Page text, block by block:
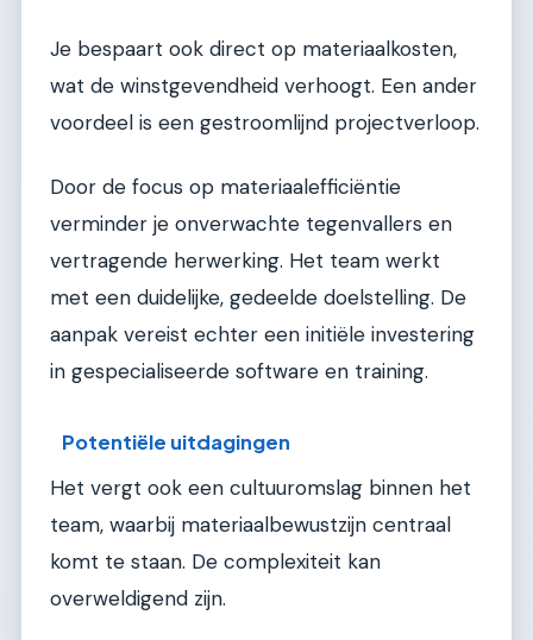
Je bespaart ook direct op materiaalkosten,
wat de winstgevendheid verhoogt. Een ander
voordeel is een gestroomlijnd projectverloop.
Door de focus op materiaalefficiëntie
verminder je onverwachte tegenvallers en
vertragende herwerking. Het team werkt
met een duidelijke, gedeelde doelstelling. De
aanpak vereist echter een initiële investering
in gespecialiseerde software en training.
Potentiële uitdagingen
Het vergt ook een cultuuromslag binnen het
team, waarbij materiaalbewustzijn centraal
komt te staan. De complexiteit kan
overweldigend zijn.